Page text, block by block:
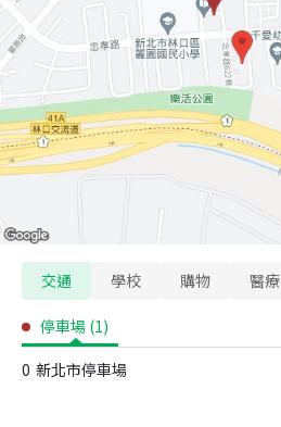
交通 學校 購物 醫療
停車場 (1)
0 新北市停車場